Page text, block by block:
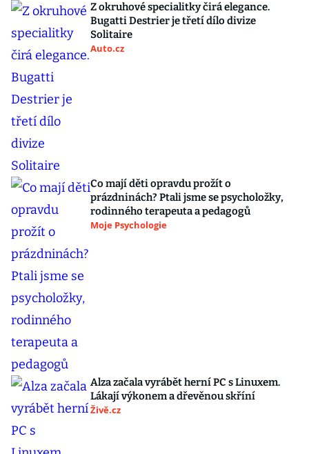
Z okruhové specialitky čirá elegance.
Bugatti Destrier je třetí dílo divize
Solitaire
Auto.cz
Co mají děti opravdu prožít o
prázdninách? Ptali jsme se psycholožky,
rodinného terapeuta a pedagogů
Moje Psychologie
Alza začala vyrábět herní PC s Linuxem.
Lákají výkonem a dřevěnou skříní
Živě.cz